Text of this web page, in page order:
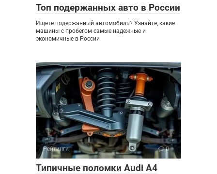
Топ подержанных авто в России
Ищете подержанный автомобиль? Узнайте, какие
машины с пробегом самые надежные и
экономичные в России
Рейтинги 0
Типичные поломки Audi A4